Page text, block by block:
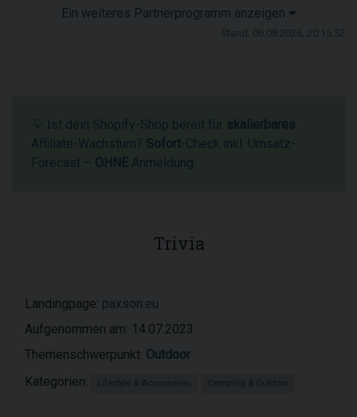
Ein weiteres Partnerprogramm anzeigen
💡 Ist dein Shopify-Shop bereit für skalierbares
Affiliate-Wachstum? Sofort-Check inkl. Umsatz-
Forecast – OHNE Anmeldung.
Trivia
Landingpage: paxson.eu
Aufgenommen am: 14.07.2023
Themenschwerpunkt: Outdoor
Kategorien:
Lifestyle & Accessoires Camping & Outdoor